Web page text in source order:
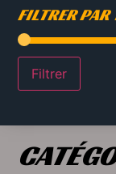
FILTRER PAR
Filtrer